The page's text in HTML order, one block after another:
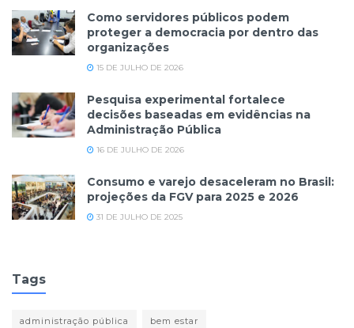
Como servidores públicos podem
proteger a democracia por dentro das
organizações
15 DE JULHO DE 2026
Pesquisa experimental fortalece
decisões baseadas em evidências na
Administração Pública
16 DE JULHO DE 2026
Consumo e varejo desaceleram no Brasil:
projeções da FGV para 2025 e 2026
31 DE JULHO DE 2025
Tags
administração pública bem estar